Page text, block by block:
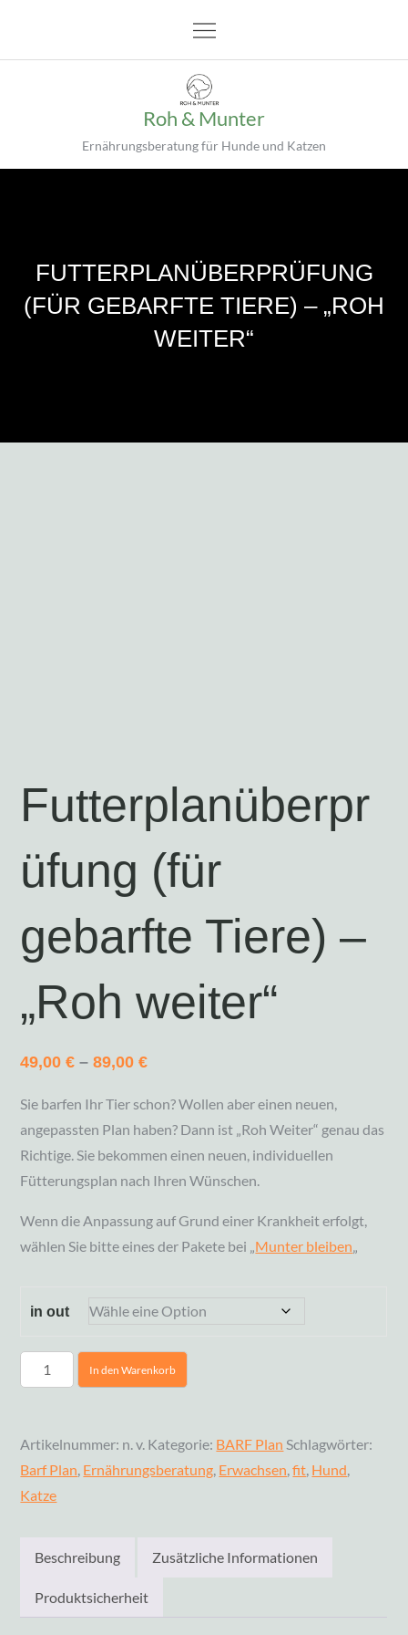
Roh & Munter
Ernährungsberatung für Hunde und Katzen
FUTTERPLANÜBERPRÜFUNG
(FÜR GEBARFTE TIERE) – „ROH
WEITER“
Futterplanüberpr
üfung (für
gebarfte Tiere) –
„Roh weiter“
49,00€ –89,00€
Sie barfen Ihr Tier schon? Wollen aber einen neuen,
angepassten Plan haben? Dann ist „Roh Weiter“ genau das
Richtige. Sie bekommen einen neuen, individuellen
Fütterungsplan nach Ihren Wünschen.
Wenn die Anpassung auf Grund einer Krankheit erfolgt,
wählen Sie bitte eines der Pakete bei „ Munter bleiben
in out
In den Warenkorb
Artikelnummer: n. v. Kategorie: BARF Plan Schlagwörter:
Barf Plan Ernährungsberatung Erwachsen ,fit Hund
Katze
Beschreibung Zusätzliche Informationen
Produktsicherheit